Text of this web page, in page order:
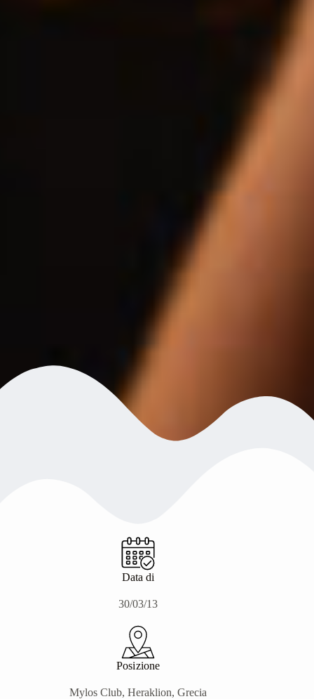
Data di
30/03/13
Posizione
Mylos Club, Heraklion, Grecia